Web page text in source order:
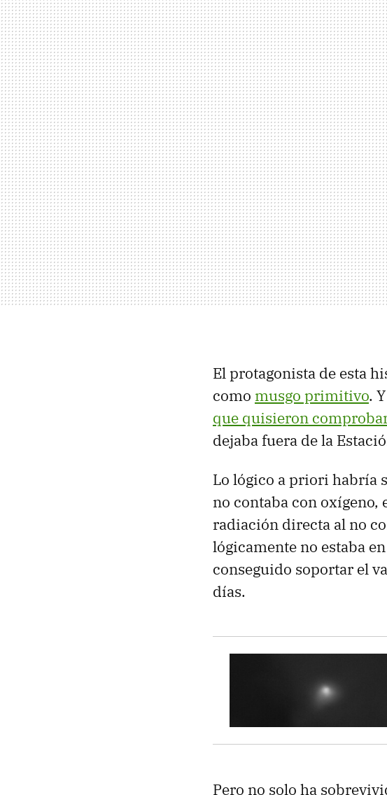
El protagonista de esta
como musgo primitivo.
que quisieron
dejaba fuera de la
Lo lógico a priori habría
no contaba con oxígeno,
radiación directa al no
lógicamente no estaba
conseguido soportar el
días.
Pero no solo ha